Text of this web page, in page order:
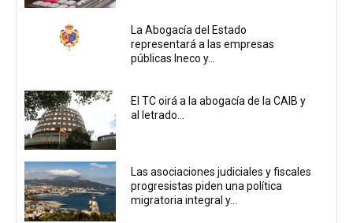
La Abogacía del Estado
representará a las empresas
públicas Ineco y...
El TC oirá a la abogacía de la CAIB y
al letrado...
Las asociaciones judiciales y fiscales
progresistas piden una política
migratoria integral y...